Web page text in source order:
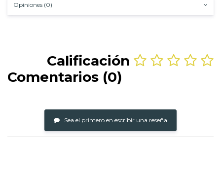
Opiniones (0)
Calificación
Comentarios (0)
Sea el primero en escribir una reseña